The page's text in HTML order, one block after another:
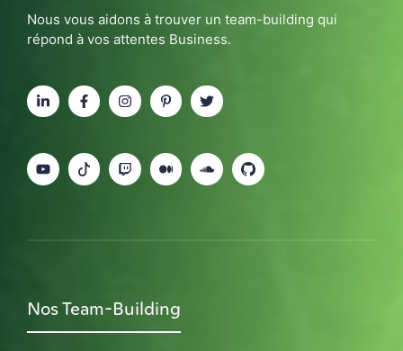
Nous vous aidons à trouver un team-building qui
répond à vos attentes Business.
Nos Team-Building